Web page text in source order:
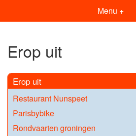
Menu +
Erop uit
Erop uit
Restaurant Nunspeet
Parisbybike
Rondvaarten groningen